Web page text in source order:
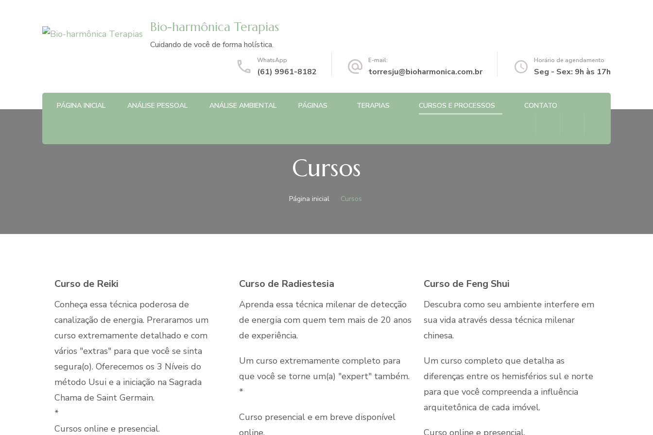
Bio-harmônica Terapias
Cuidando de você de forma holística.
WhatsApp
(61) 9961-8182
E-mail:
torresju@bioharmonica.com.br
Horário de agendamento
Seg - Sex: 9h às 17h
PÁGINA INICIAL ANÁLISE PESSOAL ANÁLISE AMBIENTAL PÁGINAS TERAPIAS CURSOS E PROCESSOS CONTATO
Cursos
Página inicial Cursos
Curso de Reiki
Conheça essa técnica poderosa de
canalização de energia. Preraramos um
curso extremamente detalhado e com
vários "extras" para que você se sinta
segura(o). Oferecemos os 3 Níveis do
método Usui e a iniciação na Sagrada
Chama de Saint Germain.
*
Cursos online e presencial.
Curso de Radiestesia
Aprenda essa técnica milenar de detecção
de energia com quem tem mais de 20 anos
de experiência.
Um curso extremamente completo para
que você se torne um(a) "expert" também.
*
Curso presencial e em breve disponível
Curso de Feng Shui
Descubra como seu ambiente interfere em
sua vida através dessa técnica milenar
chinesa.
Um curso completo que detalha as
diferenças entre os hemisférios sul e norte
para que você compreenda a influência
arquitetônica de cada imóvel.